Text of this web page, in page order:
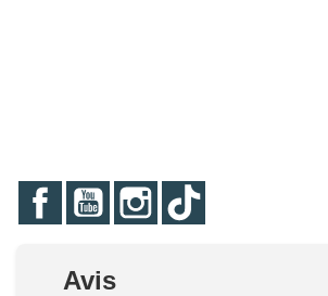
FacebookYouTubeInstagram
Avis